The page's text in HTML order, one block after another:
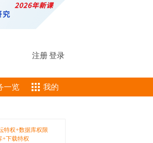
注册登录
一览 我的
特权+数据库权限
+下载特权